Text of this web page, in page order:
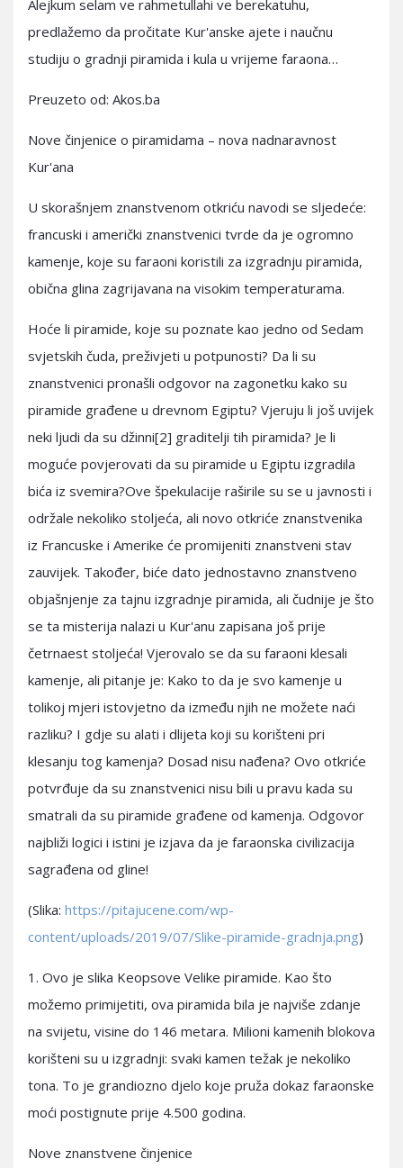
Alejkum selam ve rahmetullahi ve berekatuhu,
predlažemo da pročitate Kur'anske ajete i naučnu
studiju o gradnji piramida i kula u vrijeme faraona…
Preuzeto od: Akos.ba
Nove činjenice o piramidama – nova nadnaravnost
Kur'ana
U skorašnjem znanstvenom otkriću navodi se sljedeće:
francuski i američki znanstvenici tvrde da je ogromno
kamenje, koje su faraoni koristili za izgradnju piramida,
obična glina zagrijavana na visokim temperaturama.
Hoće li piramide, koje su poznate kao jedno od Sedam
svjetskih čuda, preživjeti u potpunosti? Da li su
znanstvenici pronašli odgovor na zagonetku kako su
piramide građene u drevnom Egiptu? Vjeruju li još uvijek
neki ljudi da su džinni[2] graditelji tih piramida? Je li
moguće povjerovati da su piramide u Egiptu izgradila
bića iz svemira?Ove špekulacije raširile su se u javnosti i
održale nekoliko stoljeća, ali novo otkriće znanstvenika
iz Francuske i Amerike će promijeniti znanstveni stav
zauvijek. Također, biće dato jednostavno znanstveno
objašnjenje za tajnu izgradnje piramida, ali čudnije je što
se ta misterija nalazi u Kur'anu zapisana još prije
četrnaest stoljeća! Vjerovalo se da su faraoni klesali
kamenje, ali pitanje je: Kako to da je svo kamenje u
tolikoj mjeri istovjetno da između njih ne možete naći
razliku? I gdje su alati i dlijeta koji su korišteni pri
klesanju tog kamenja? Dosad nisu nađena? Ovo otkriće
potvrđuje da su znanstvenici nisu bili u pravu kada su
smatrali da su piramide građene od kamenja. Odgovor
najbliži logici i istini je izjava da je faraonska civilizacija
sagrađena od gline!
(Slika: https://pitajucene.com/wp-
content/uploads/2019/07/Slike-piramide-gradnja.png)
1. Ovo je slika Keopsove Velike piramide. Kao što
možemo primijetiti, ova piramida bila je najviše zdanje
na svijetu, visine do 146 metara. Milioni kamenih blokova
korišteni su u izgradnji: svaki kamen težak je nekoliko
tona. To je grandiozno djelo koje pruža dokaz faraonske
moći postignute prije 4.500 godina.
Nove znanstvene činjenice